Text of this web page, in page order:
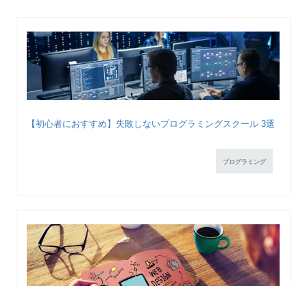
【初心者におすすめ】失敗しないプログラミングスクール 3選
プログラミング